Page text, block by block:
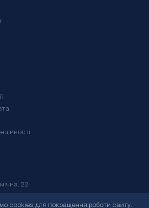
22
cookies для покращення роботи сайту.